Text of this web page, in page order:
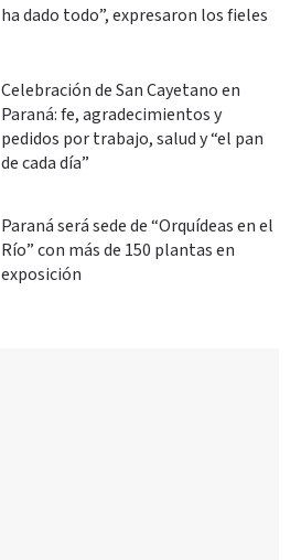
ha dado todo”, expresaron los fieles
Celebración de San Cayetano en
Paraná: fe, agradecimientos y
pedidos por trabajo, salud y “el pan
de cada día”
Paraná será sede de “Orquídeas en el
Río” con más de 150 plantas en
exposición